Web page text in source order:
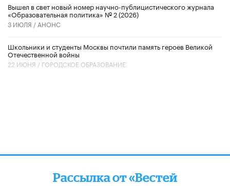
Вышел в свет новый номер научно-публицистического журнала
«Образовательная политика» № 2 (2026)
3 ИЮЛЯ / АНОНС
Школьники и студенты Москвы почтили память героев Великой
Отечественной войны
22 ИЮНЯ / ГОРОДСКОЕ ОБРАЗОВАНИЕ
Рассылка от «Вестей